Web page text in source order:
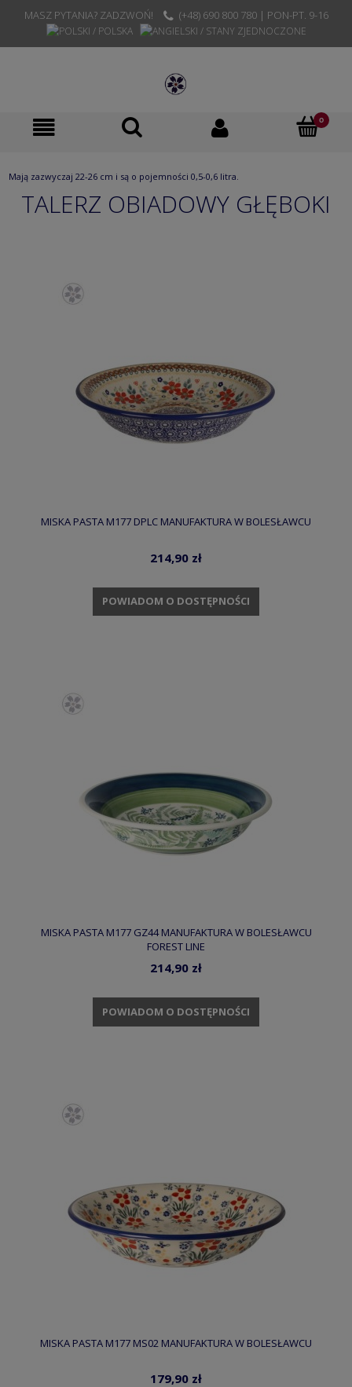
MASZ PYTANIA? ZADZWOŃ! (+48) 690 800 780 | PON-PT. 9-16
Mają zazwyczaj 22-26 cm i są o pojemności 0,5-0,6 litra.
TALERZ OBIADOWY GŁĘBOKI
MISKA PASTA M177 DPLC MANUFAKTURA W BOLESŁAWCU
214,90 zł
POWIADOM O DOSTĘPNOŚCI
MISKA PASTA M177 GZ44 MANUFAKTURA W BOLESŁAWCU
FOREST LINE
214,90 zł
POWIADOM O DOSTĘPNOŚCI
MISKA PASTA M177 MS02 MANUFAKTURA W BOLESŁAWCU
179,90 zł